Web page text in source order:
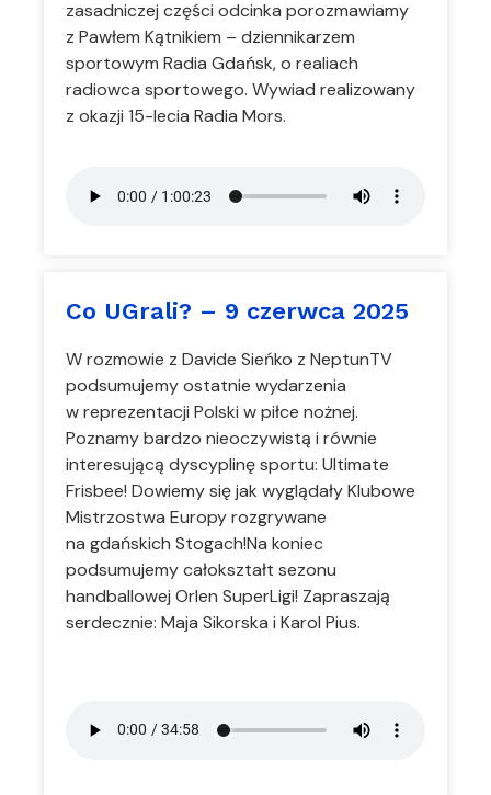
zasadniczej części odcinka porozmawiamy
z Pawłem Kątnikiem – dziennikarzem
sportowym Radia Gdańsk, o realiach
radiowca sportowego. Wywiad realizowany
z okazji 15-lecia Radia Mors.
Co UGrali? – 9 czerwca 2025
W rozmowie z Davide Sieńko z NeptunTV
podsumujemy ostatnie wydarzenia
w reprezentacji Polski w piłce nożnej.
Poznamy bardzo nieoczywistą i równie
interesującą dyscyplinę sportu: Ultimate
Frisbee! Dowiemy się jak wyglądały Klubowe
Mistrzostwa Europy rozgrywane
na gdańskich Stogach!Na koniec
podsumujemy całokształt sezonu
handballowej Orlen SuperLigi! Zapraszają
serdecznie: Maja Sikorska i Karol Pius.